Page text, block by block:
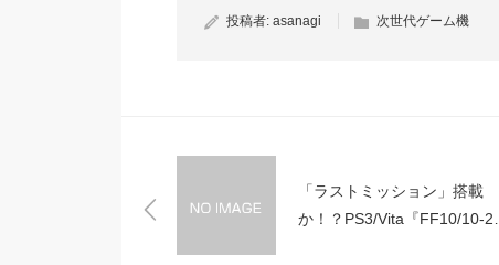
投稿者: asanagi 次世代ゲーム機
「ラストミッション」搭載
か！？PS3/Vita『FF10/10-2